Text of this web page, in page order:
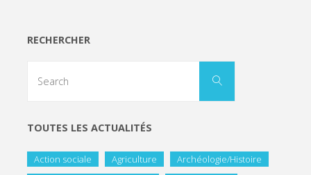
RECHERCHER
TOUTES LES ACTUALITÉS
Action sociale Agriculture
Archéologie/Histoire